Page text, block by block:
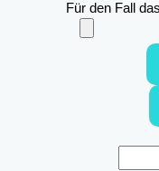
Für den Fall